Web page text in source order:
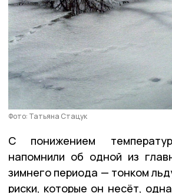
Фото: Татьяна Стацук
С понижением
напомнили об одной из
зимнего периода — тонком
риски, которые он несёт,